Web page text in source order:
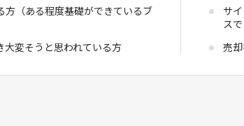
方（ある程度基礎ができているブ
大変そうと思われている方
サ
ス
売